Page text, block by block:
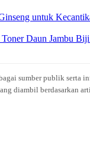
untuk
Daun Jambu
sumber publik
diambil